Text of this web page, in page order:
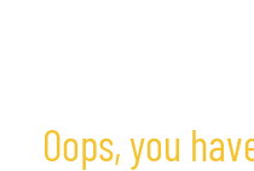
Oops, you